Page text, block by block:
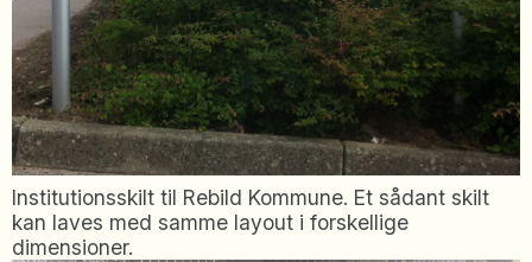
Institutionsskilt til Rebild Kommune. Et sådant skilt
kan laves med samme layout i forskellige
dimensioner.